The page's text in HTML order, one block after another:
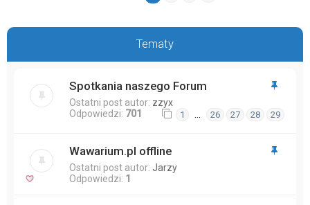
Tematy
Spotkania naszego Forum
Ostatni post autor: zzyx
Odpowiedzi: 701 1 … 26 27 28 29
Wawarium.pl offline
Ostatni post autor: Jarzy
Odpowiedzi: 1